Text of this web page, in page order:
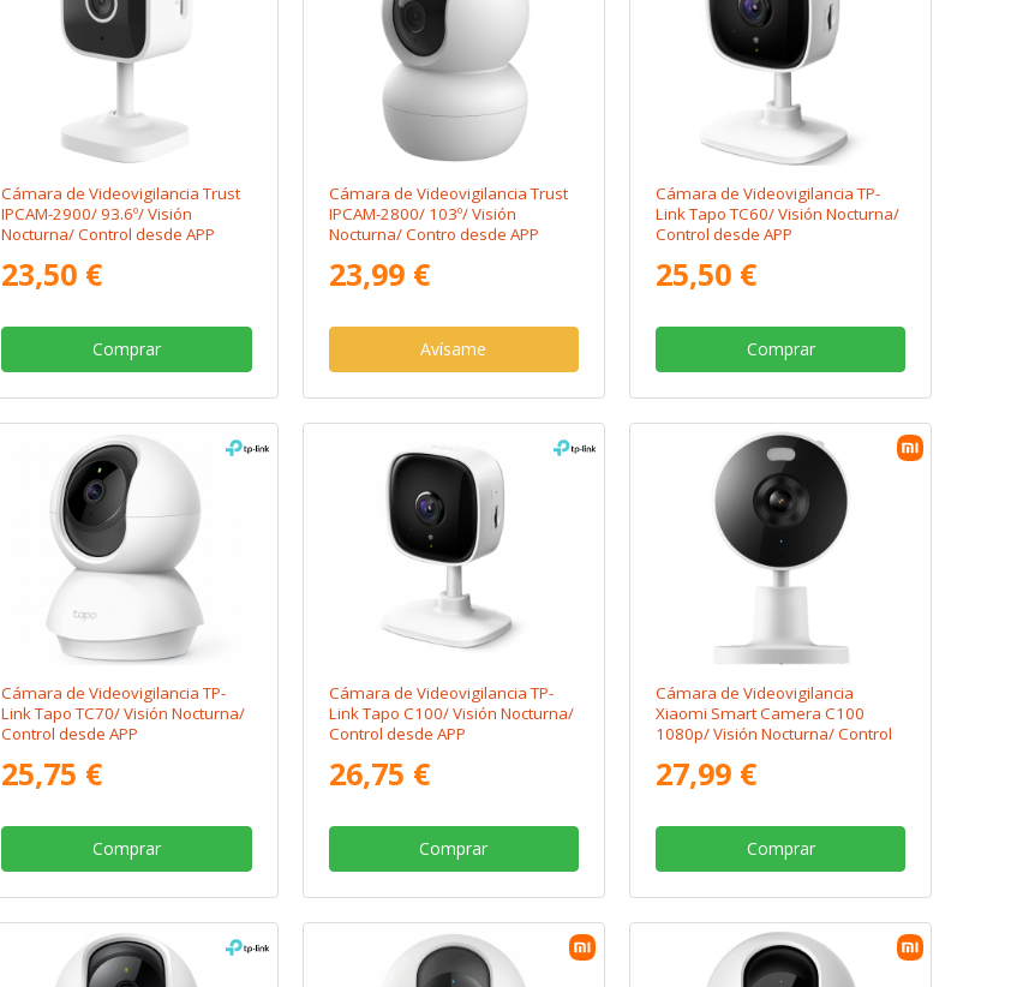
Cámara de Videovigilancia Trust
IPCAM-2900/ 93.6º/ Visión
Nocturna/ Control desde APP
23,50 €
Comprar
Cámara de Videovigilancia Trust
IPCAM-2800/ 103º/ Visión
Nocturna/ Contro desde APP
23,99 €
Avísame
Cámara de Videovigilancia TP-
Link Tapo TC60/ Visión Nocturna/
Control desde APP
25,50 €
Comprar
Cámara de Videovigilancia TP-
Link Tapo TC70/ Visión Nocturna/
Control desde APP
25,75 €
Comprar
Cámara de Videovigilancia TP-
Link Tapo C100/ Visión Nocturna/
Control desde APP
26,75 €
Comprar
Cámara de Videovigilancia
Xiaomi Smart Camera C100
1080p/ Visión Nocturna/ Control
27,99 €
Comprar